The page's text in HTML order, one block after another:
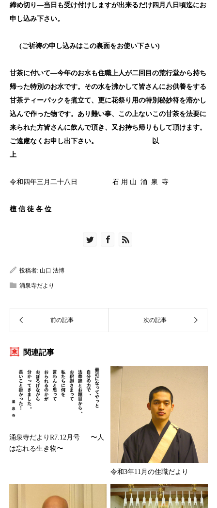
締め切り―当日も受け付けしますが出来るだけ四月八日頃迄にお
申し込み下さい。
(ご祈祷の申し込みはこの裏面をお使い下さい)
甘茶に付いて―今年のお水も住職上人が二回目の荒行堂から持ち
帰った特別のお水です。その水を沸かして皆さんにお供養をする
甘茶ティーパックを煮立て、更に花祭り用の特別秘妙符を溶かし
込んで作った物です。あり難い事、この上ないこの甘茶を法要に
来られた方皆さんに飲んで頂き、又お持ち帰りもして頂けます。
ご遠慮なくお申し出下さい。 以
上
令和四年三月二十八日 石 用 山 涌 泉 寺
檀 信 徒 各 位
投稿者: 山口 法博
涌泉寺だより
関連記事
涌泉寺だよりR7.12月号 〜人
は忘れる生き物〜
令和3年11月の住職だより